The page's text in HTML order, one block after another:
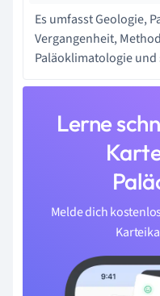
Es umfasst Geologie,
Vergangenheit,
Paläoklimatologie
Lerne
Melde dich